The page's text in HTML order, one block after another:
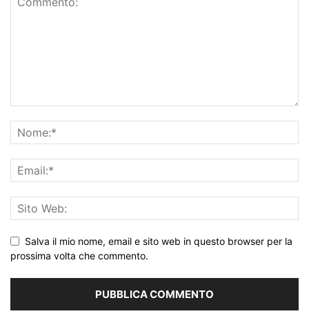
Salva il mio nome, email e sito web in questo browser per la
prossima volta che commento.